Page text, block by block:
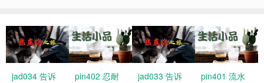
jad034 告诉
pin402 忍耐
jad033 告诉
pin401 流水